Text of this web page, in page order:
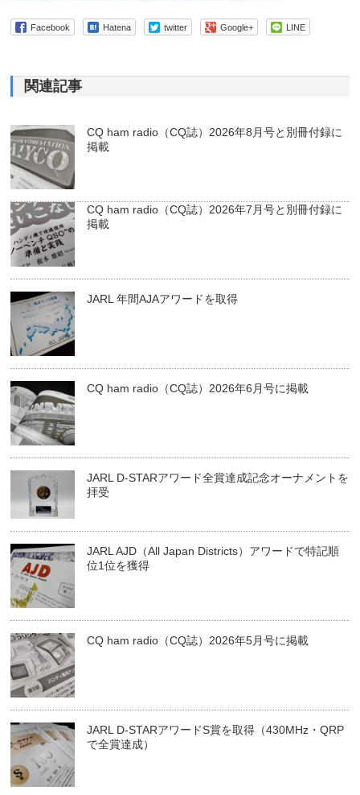
Facebook Hatena twitter Google+ LINE
関連記事
CQ ham radio（CQ誌）2026年8月号と別冊付録に
掲載
CQ ham radio（CQ誌）2026年7月号と別冊付録に
掲載
JARL 年間AJAアワードを取得
CQ ham radio（CQ誌）2026年6月号に掲載
JARL D-STARアワード全賞達成記念オーナメントを
拝受
JARL AJD（All Japan Districts）アワードで特記順
位1位を獲得
CQ ham radio（CQ誌）2026年5月号に掲載
JARL D-STARアワードS賞を取得（430MHz・QRP
で全賞達成）